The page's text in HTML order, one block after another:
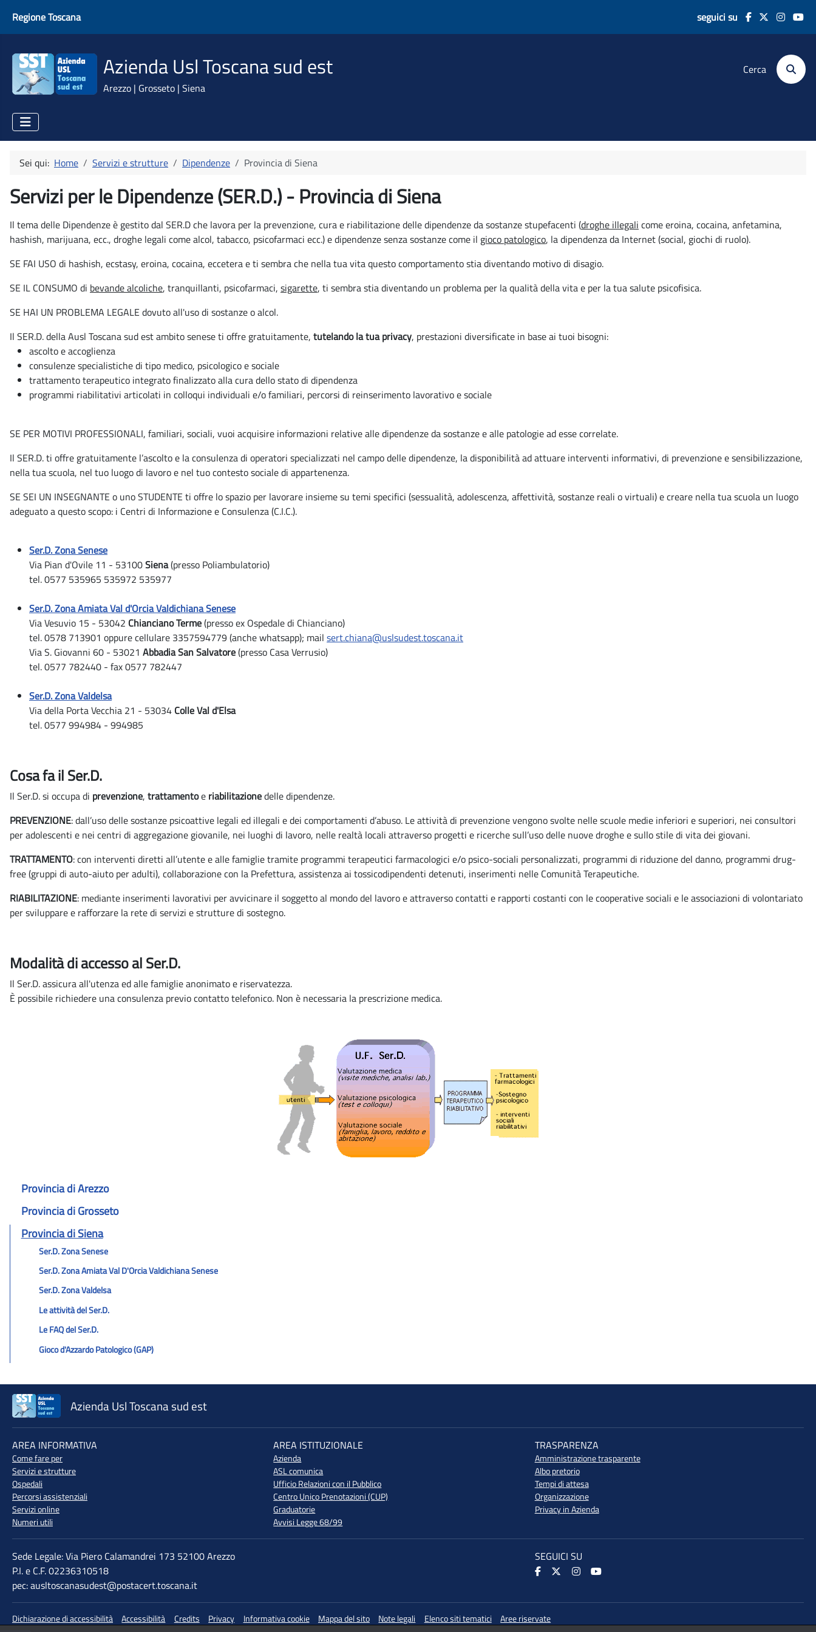
Regione Toscana seguici su
Azienda Usl Toscana sud est
Arezzo | Grosseto | Siena
Cerca
Provincia di Arezzo
Provincia di Grosseto
Provincia di Siena
Ser.D. Zona Senese
Ser.D. Zona Amiata Val D'Orcia Valdichiana Senese
Ser.D. Zona Valdelsa
Le attività del Ser.D.
Le FAQ del Ser.D.
Gioco d'Azzardo Patologico (GAP)
Sei qui: Home Servizi e strutture Dipendenze Provincia di Siena
Servizi per le Dipendenze (SER.D.) - Provincia di Siena
Il tema delle Dipendenze è gestito dal SER.D che lavora per la prevenzione, cura e riabilitazione delle dipendenze da sostanze stupefacenti (droghe illegali come eroina, cocaina, anfetamina,
hashish, marijuana, ecc., droghe legali come alcol, tabacco, psicofarmaci ecc.) e dipendenze senza sostanze come il gioco patologico, la dipendenza da Internet (social, giochi di ruolo).
SE FAI USO di hashish, ecstasy, eroina, cocaina, eccetera e ti sembra che nella tua vita questo comportamento stia diventando motivo di disagio.
SE IL CONSUMO di bevande alcoliche, tranquillanti, psicofarmaci, sigarette, ti sembra stia diventando un problema per la qualità della vita e per la tua salute psicofisica.
SE HAI UN PROBLEMA LEGALE dovuto all'uso di sostanze o alcol.
Il SER.D. della Ausl Toscana sud est ambito senese ti offre gratuitamente, tutelando la tua privacy, prestazioni diversificate in base ai tuoi bisogni:
ascolto e accoglienza
consulenze specialistiche di tipo medico, psicologico e sociale
trattamento terapeutico integrato finalizzato alla cura dello stato di dipendenza
programmi riabilitativi articolati in colloqui individuali e/o familiari, percorsi di reinserimento lavorativo e sociale
SE PER MOTIVI PROFESSIONALI, familiari, sociali, vuoi acquisire informazioni relative alle dipendenze da sostanze e alle patologie ad esse correlate.
Il SER.D. ti offre gratuitamente l’ascolto e la consulenza di operatori specializzati nel campo delle dipendenze, la disponibilità ad attuare interventi informativi, di prevenzione e sensibilizzazione,
nella tua scuola, nel tuo luogo di lavoro e nel tuo contesto sociale di appartenenza.
SE SEI UN INSEGNANTE o uno STUDENTE ti offre lo spazio per lavorare insieme su temi specifici (sessualità, adolescenza, affettività, sostanze reali o virtuali) e creare nella tua scuola un luogo
adeguato a questo scopo: i Centri di Informazione e Consulenza (C.I.C.).
Ser.D. Zona Senese
Via Pian d'Ovile 11 - 53100Siena(presso Poliambulatorio)
tel. 0577 535965 535972 535977
Ser.D. Zona Amiata Val d'Orcia Valdichiana Senese
Via Vesuvio 15 - 53042 Chianciano Terme(presso ex Ospedale di Chianciano)
tel. 0578 713901 oppure cellulare 3357594779 (anche whatsapp); mail sert.chiana@uslsudest.toscana.it
Via S. Giovanni 60 - 53021 Abbadia San Salvatore(presso Casa Verrusio)
tel. 0577 782440 - fax 0577 782447
Ser.D. Zona Valdelsa
Via della Porta Vecchia 21 - 53034 Colle Val d'Elsa
tel. 0577 994984 - 994985
Cosa fa il Ser.D.
Il Ser.D. si occupa di prevenzione, trattamentoe riabilitazionedelle dipendenze.
PREVENZIONE: dall’uso delle sostanze psicoattive legali ed illegali e dei comportamenti d’abuso. Le attività di prevenzione vengono svolte nelle scuole medie inferiori e superiori, nei consultori
per adolescenti e nei centri di aggregazione giovanile, nei luoghi di lavoro, nelle realtà locali attraverso progetti e ricerche sull’uso delle nuove droghe e sullo stile di vita dei giovani.
TRATTAMENTO: con interventi diretti all’utente e alle famiglie tramite programmi terapeutici farmacologici e/o psico-sociali personalizzati, programmi di riduzione del danno, programmi drug-
free (gruppi di auto-aiuto per adulti), collaborazione con la Prefettura, assistenza ai tossicodipendenti detenuti, inserimenti nelle Comunità Terapeutiche.
RIABILITAZIONE: mediante inserimenti lavorativi per avvicinare il soggetto al mondo del lavoro e attraverso contatti e rapporti costanti con le cooperative sociali e le associazioni di volontariato
per sviluppare e rafforzare la rete di servizi e strutture di sostegno.
Modalità di accesso al Ser.D.
Il Ser.D. assicura all'utenza ed alle famiglie anonimato e riservatezza.
È possibile richiedere una consulenza previo contatto telefonico. Non è necessaria la prescrizione medica.
Azienda Usl Toscana sud est
AREA INFORMATIVA
Come fare per
Servizi e strutture
Ospedali
Percorsi assistenziali
Servizi online
Numeri utili
AREA ISTITUZIONALE
Azienda
ASL comunica
Ufficio Relazioni con il Pubblico
Centro Unico Prenotazioni (CUP)
Graduatorie
Avvisi Legge 68/99
TRASPARENZA
Amministrazione trasparente
Albo pretorio
Tempi di attesa
Organizzazione
Privacy in Azienda
Sede Legale: Via Piero Calamandrei 173 52100 Arezzo
P.I. e C.F. 02236310518
pec: ausltoscanasudest@postacert.toscana.it
SEGUICI SU
Dichiarazione di accessibilità Accessibilità Credits Privacy Informativa cookie Mappa del sito Note legali Elenco siti tematici Aree riservate